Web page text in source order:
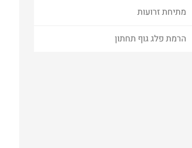
מתיחת זרועות
הרמת פלג גוף תחתון